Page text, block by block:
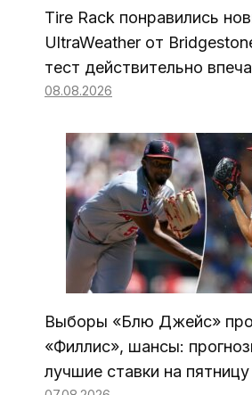
Tire Rack понравились
UltraWeather от
тест действительно
08.08.2026
Выборы «Блю Джейс»
«Филлис», шансы:
лучшие ставки на пятницу